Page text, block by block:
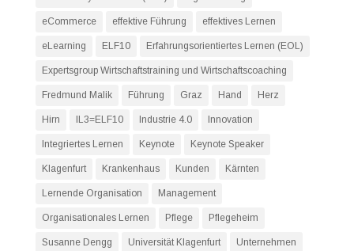
eCommerce effektive Führung effektives Lernen
eLearning ELF10 Erfahrungsorientiertes Lernen (EOL)
Expertsgroup Wirtschaftstraining und Wirtschaftscoaching
Fredmund Malik Führung Graz Hand Herz
Hirn IL3=ELF10 Industrie 4.0 Innovation
Integriertes Lernen Keynote Keynote Speaker
Klagenfurt Krankenhaus Kunden Kärnten
Lernende Organisation Management
Organisationales Lernen Pflege Pflegeheim
Susanne Dengg Universität Klagenfurt Unternehmen